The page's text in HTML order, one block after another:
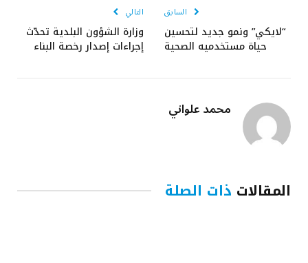
السابق
“لايكي” ونمو جديد لتحسين
حياة مستخدميه الصحية
التالي
وزارة الشؤون البلدية تحدّث
إجراءات إصدار رخصة البناء
محمد علواني
المقالات ذات الصلة